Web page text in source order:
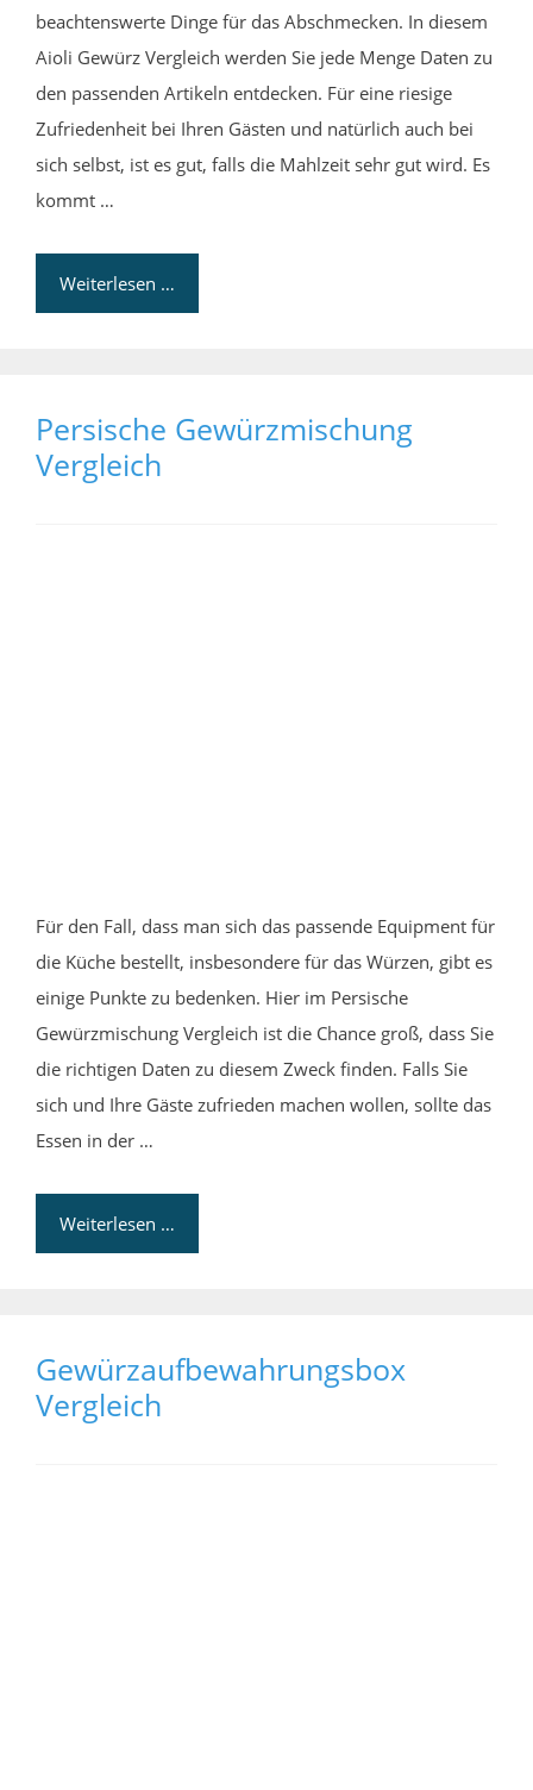
beachtenswerte Dinge für das Abschmecken. In diesem
Aioli Gewürz Vergleich werden Sie jede Menge Daten zu
den passenden Artikeln entdecken. Für eine riesige
Zufriedenheit bei Ihren Gästen und natürlich auch bei
sich selbst, ist es gut, falls die Mahlzeit sehr gut wird. Es
kommt …
Weiterlesen …
Persische Gewürzmischung
Vergleich
Für den Fall, dass man sich das passende Equipment für
die Küche bestellt, insbesondere für das Würzen, gibt es
einige Punkte zu bedenken. Hier im Persische
Gewürzmischung Vergleich ist die Chance groß, dass Sie
die richtigen Daten zu diesem Zweck finden. Falls Sie
sich und Ihre Gäste zufrieden machen wollen, sollte das
Essen in der …
Weiterlesen …
Gewürzaufbewahrungsbox
Vergleich